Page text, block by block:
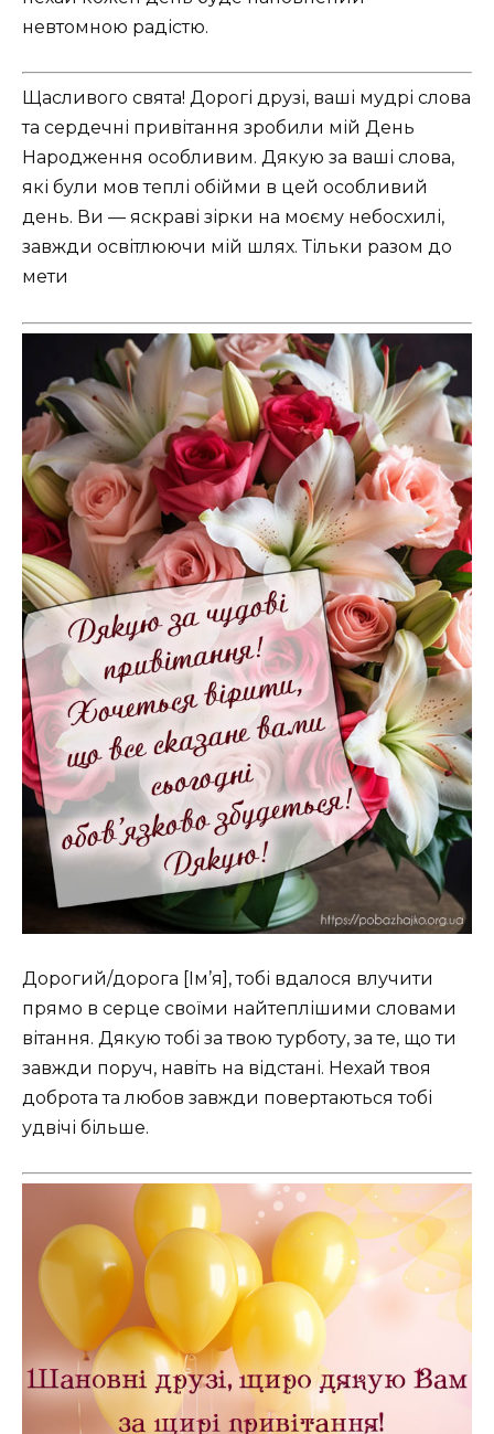
невтомною радістю.
Щасливого свята! Дорогі друзі, ваші мудрі слова
та сердечні привітання зробили мій День
Народження особливим. Дякую за ваші слова,
які були мов теплі обійми в цей особливий
день. Ви — яскраві зірки на моєму небосхилі,
завжди освітлюючи мій шлях. Тільки разом до
мети
Дорогий/дорога [Ім’я], тобі вдалося влучити
прямо в серце своїми найтеплішими словами
вітання. Дякую тобі за твою турботу, за те, що ти
завжди поруч, навіть на відстані. Нехай твоя
доброта та любов завжди повертаються тобі
удвічі більше.